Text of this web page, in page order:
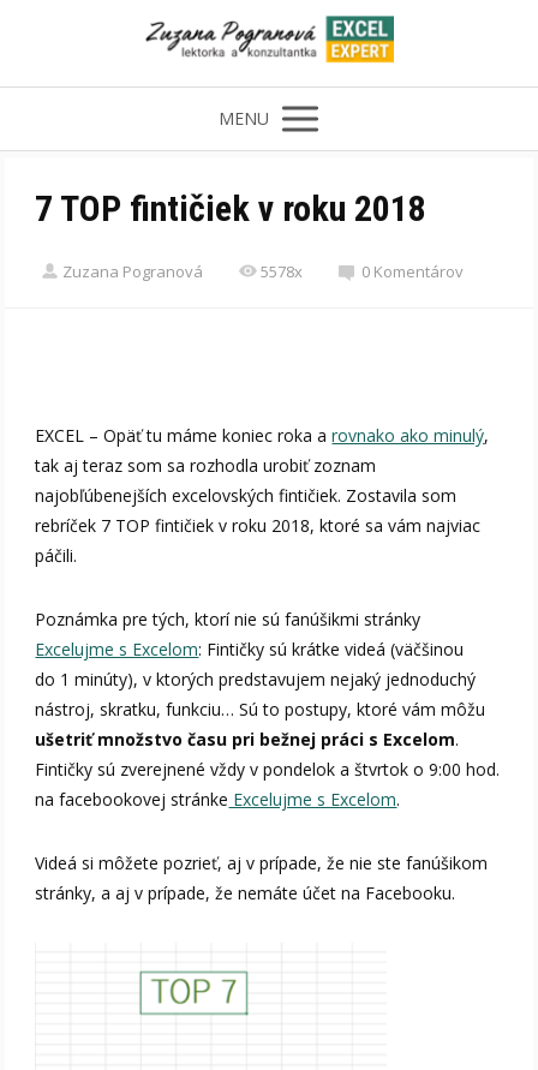
MENU
7 TOP fintičiek v roku 2018
Zuzana Pogranová 5578x 0 Komentárov
EXCEL – Opäť tu máme koniec roka arovnako ako minulý,
tak aj teraz som sa rozhodla urobiť zoznam
najobľúbenejších excelovských fintičiek. Zostavila som
rebríček 7 TOP fintičiek v roku 2018, ktoré sa vám najviac
páčili.
Poznámka pre tých, ktorí nie sú fanúšikmi stránky
Excelujme s Excelom: Fintičky sú krátke videá (väčšinou
do 1 minúty), v ktorých predstavujem nejaký jednoduchý
nástroj, skratku, funkciu… Sú to postupy, ktoré vám môžu
ušetriť množstvo času pri bežnej práci s Excelom.
Fintičky sú zverejnené vždy v pondelok a štvrtok o 9:00 hod.
na facebookovej stránke Excelujme s Excelom.
Videá si môžete pozrieť, aj v prípade, že nie ste fanúšikom
stránky, a aj v prípade, že nemáte účet na Facebooku.